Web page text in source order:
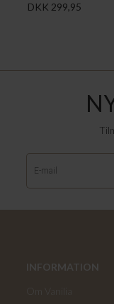
DKK 299,95
INFORMATION